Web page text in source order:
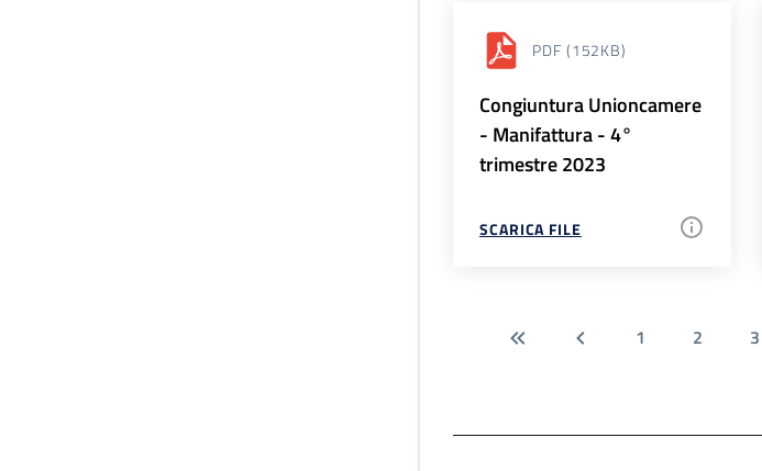
PDF (152KB)
Congiuntura Unioncamere
- Manifattura - 4°
trimestre 2023
SCARICA FILE
1 2 3